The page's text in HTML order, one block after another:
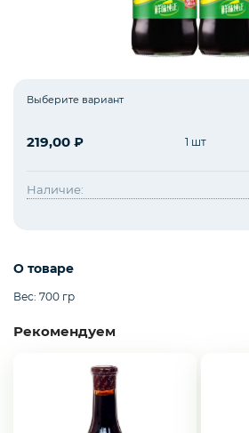
Зелень / салаты
Замороженное пюре из
Выберите вариант
219,00 ₽ 1 шт
Наличие:
О товаре
Вес: 700 гр
Рекомендуем